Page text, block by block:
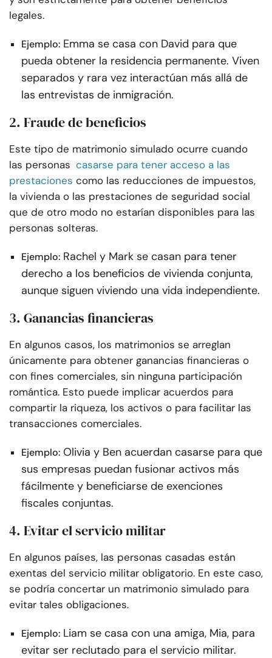
legales.
Ejemplo: Emma se casa con David para que
pueda obtener la residencia permanente. Viven
separados y rara vez interactúan más allá de
las entrevistas de inmigración.
2. Fraude de beneficios
Este tipo de matrimonio simulado ocurre cuando
las personas casarse para tener acceso a las
prestaciones como las reducciones de impuestos,
la vivienda o las prestaciones de seguridad social
que de otro modo no estarían disponibles para las
personas solteras.
Ejemplo: Rachel y Mark se casan para tener
derecho a los beneficios de vivienda conjunta,
aunque siguen viviendo una vida independiente.
3. Ganancias financieras
En algunos casos, los matrimonios se arreglan
únicamente para obtener ganancias financieras o
con fines comerciales, sin ninguna participación
romántica. Esto puede implicar acuerdos para
compartir la riqueza, los activos o para facilitar las
transacciones comerciales.
Ejemplo: Olivia y Ben acuerdan casarse para que
sus empresas puedan fusionar activos más
fácilmente y beneficiarse de exenciones
fiscales conjuntas.
4. Evitar el servicio militar
En algunos países, las personas casadas están
exentas del servicio militar obligatorio. En este caso,
se podría concertar un matrimonio simulado para
evitar tales obligaciones.
Ejemplo: Liam se casa con una amiga, Mia, para
evitar ser reclutado para el servicio militar.